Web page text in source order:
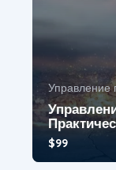
Управление
$99